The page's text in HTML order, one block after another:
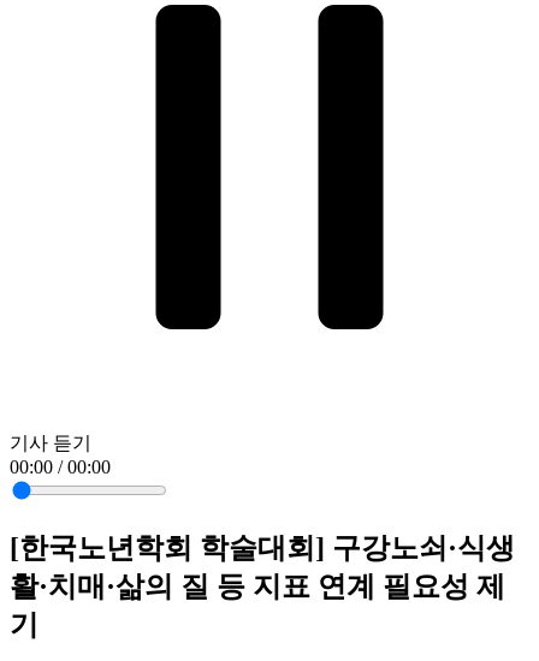
기사 듣기
00:00 / 00:00
[한국노년학회 학술대회] 구강노쇠·식생
활·치매·삶의 질 등 지표 연계 필요성 제
기